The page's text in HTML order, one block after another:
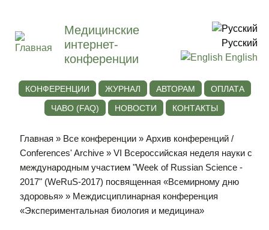
Медицинские
интернет-
конференции
Русский
English
КОНФЕРЕНЦИИ ЖУРНАЛ АВТОРАМ
ОПЛАТА
ЧАВО (FAQ)
НОВОСТИ КОНТАКТЫ
Главная » Все конференции »Архив конференций /
Conferences' Archive »VI Всероссийская неделя науки с
международным участием "Week of Russian Science -
2017" (WeRuS-2017) посвященная «Всемирному дню
здоровья» » Междисциплинарная конференция
«Экспериментальная биология и медицина»